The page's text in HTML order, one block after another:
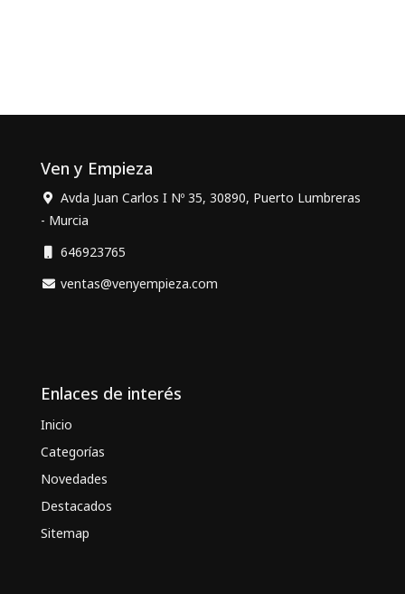
Ven y Empieza
Avda Juan Carlos I Nº 35, 30890, Puerto Lumbreras
- Murcia
646923765
ventas@venyempieza.com
Enlaces de interés
Inicio
Categorías
Novedades
Destacados
Sitemap